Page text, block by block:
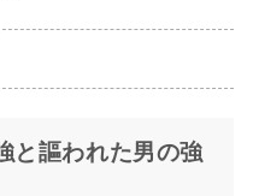
と謳われた男の強